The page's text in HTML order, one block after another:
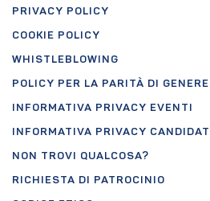
PRIVACY POLICY
COOKIE POLICY
WHISTLEBLOWING
POLICY PER LA PARITÀ DI GENERE
INFORMATIVA PRIVACY EVENTI
INFORMATIVA PRIVACY CANDIDATI
NON TROVI QUALCOSA?
RICHIESTA DI PATROCINIO